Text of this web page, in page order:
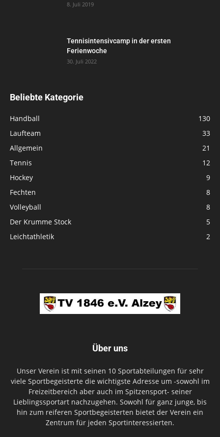
8. Juli 2019
Tennisintensivcamp in der ersten
Ferienwoche
30. Juli 2022
Beliebte Kategorie
Handball
130
Laufteam
33
Allgemein
21
Tennis
12
Hockey
9
Fechten
8
Volleyball
8
Der Krumme Stock
5
Leichtathletik
2
Über uns
Unser Verein ist mit seinen 10 Sportabteilungen für sehr
viele Sportbegeisterte die wichtigste Adresse um -sowohl im
Freizeitbereich aber auch im Spitzensport- seiner
Lieblingssportart nachzugehen. Sowohl für ganz junge, bis
hin zum reiferen Sportbegeisterten bietet der Verein ein
Zentrum für jeden Sportinteressierten.